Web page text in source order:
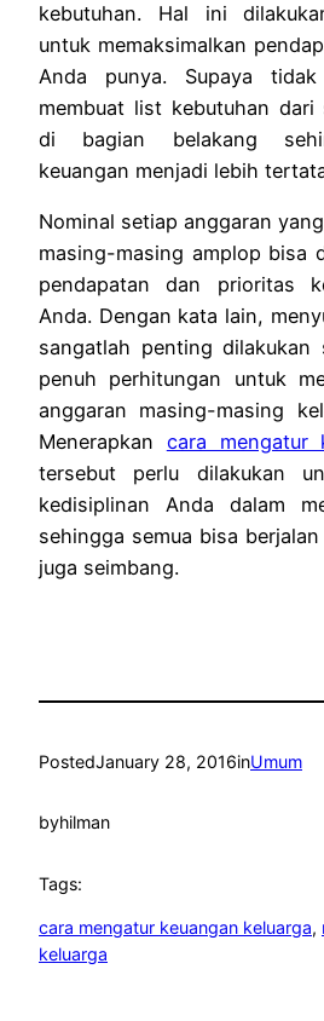
kebutuhan. Hal ini
untuk memaksimalkan
Anda punya. Supaya
membuat list kebutuhan
di bagian belakang
keuangan menjadi lebih
Nominal setiap anggaran
masing-masing amplop bisa
pendapatan dan prioritas
Anda. Dengan kata lain,
sangatlah penting dilakukan
penuh perhitungan untuk
anggaran masing-masing
Menerapkan cara mengatur
tersebut perlu dilakukan
kedisiplinan Anda dalam
sehingga semua bisa
juga seimbang.
PostedJanuary 28, 2016inUmum
byhilman
Tags:
cara mengatur keuangan keluarga,
keluarga